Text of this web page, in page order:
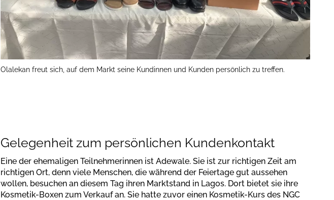
Olalekan freut sich, auf dem Markt seine Kundinnen und Kunden persönlich zu treffen.
Gelegenheit zum persönlichen Kundenkontakt
Eine der ehemaligen Teilnehmerinnen ist Adewale. Sie ist zur richtigen Zeit am
richtigen Ort, denn viele Menschen, die während der Feiertage gut aussehen
wollen, besuchen an diesem Tag ihren Marktstand in Lagos. Dort bietet sie ihre
Kosmetik-Boxen zum Verkauf an. Sie hatte zuvor einen Kosmetik-Kurs des NGC